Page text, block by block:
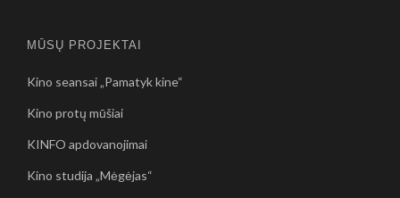
MŪSŲ PROJEKTAI
Kino seansai „Pamatyk kine“
Kino protų mūšiai
KINFO apdovanojimai
Kino studija „Mėgėjas“